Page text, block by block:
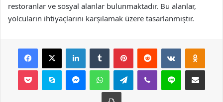
restoranlar ve sosyal alanlar bulunmaktadır. Bu alanlar,
yolcuların ihtiyaçlarını karşılamak üzere tasarlanmıştır.
Facebook
X LinkedInTumblr PinterestReddit VKontakte
Pocket Skype MessengerWhatsAppTelegramViber Line E-Posta ile
Yazdır